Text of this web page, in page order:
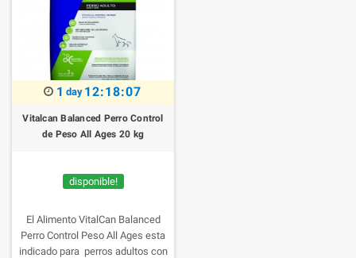
1 day 12:18:07
Vitalcan Balanced Perro Control
de Peso All Ages 20 kg
disponible!
El Alimento VitalCan Balanced
Perro Control Peso All Ages esta
indicado para perros adultos con